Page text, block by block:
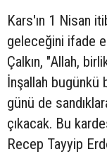
Kars'ın 1 Nisan
geleceğini ifade
Çalkın, "Allah,
İnşallah
günü de
çıkacak. Bu
Recep Tayyip